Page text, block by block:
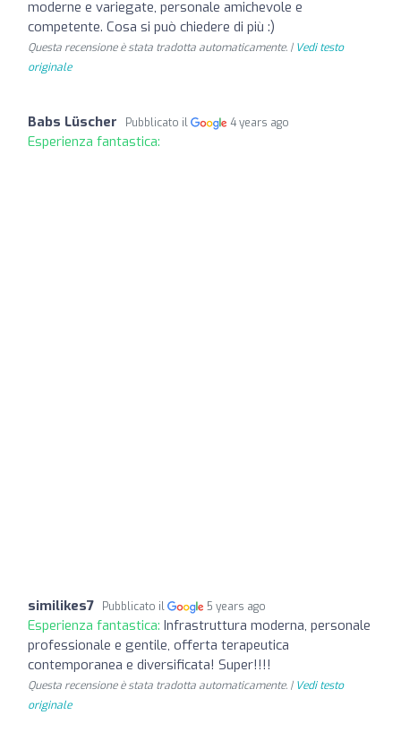
moderne e variegate, personale amichevole e
competente. Cosa si può chiedere di più :)
Questa recensione è stata tradotta automaticamente. | Vedi testo
originale
Babs Lüscher Pubblicato il 4 years ago
Esperienza fantastica:
similikes7 Pubblicato il 5 years ago
Esperienza fantastica: Infrastruttura moderna, personale
professionale e gentile, offerta terapeutica
contemporanea e diversificata! Super!!!!
Questa recensione è stata tradotta automaticamente. | Vedi testo
originale